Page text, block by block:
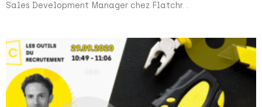
Sales Development Manager chez Flatchr. .